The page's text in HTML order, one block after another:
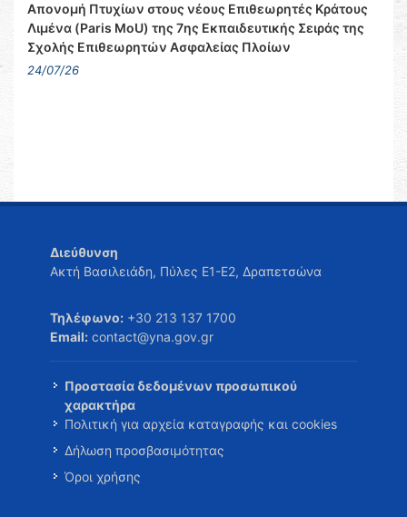
Απονομή Πτυχίων στους νέους Επιθεωρητές Κράτους
Λιμένα (Paris MoU) της 7ης Εκπαιδευτικής Σειράς της
Σχολής Επιθεωρητών Ασφαλείας Πλοίων
24/07/26
Διεύθυνση
Ακτή Βασιλειάδη, Πύλες Ε1-Ε2, Δραπετσώνα
Τηλέφωνο: +30 213 137 1700
Email: contact@yna.gov.gr
Προστασία δεδομένων προσωπικού
χαρακτήρα
Πολιτική για αρχεία καταγραφής και cookies
Δήλωση προσβασιμότητας
Όροι χρήσης